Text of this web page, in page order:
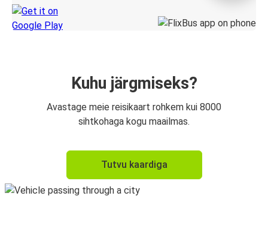
Kuhu järgmiseks?
Avastage meie reisikaart rohkem kui 8000
sihtkohaga kogu maailmas.
Tutvu kaardiga